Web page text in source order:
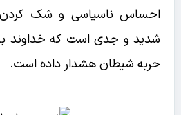
احساس ناسپاسی و شک
شدید و جدی است که خداوند
حربه شیطان هشدار داده است.